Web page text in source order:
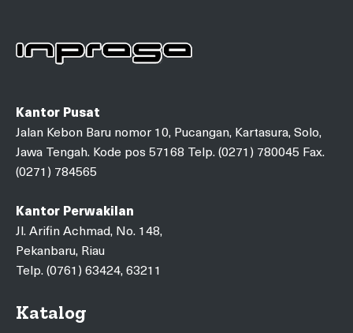
Kantor Pusat
Jalan Kebon Baru nomor 10, Pucangan, Kartasura, Solo,
Jawa Tengah. Kode pos 57168 Telp. (0271) 780045 Fax.
(0271) 784565
Kantor Perwakilan
Jl. Arifin Achmad, No. 148,
Pekanbaru, Riau
Telp. (0761) 63424, 63211
Katalog